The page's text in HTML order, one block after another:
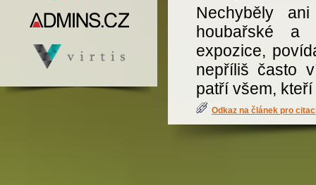
Nechyběly
houbařské a
expozice,
nepříliš často
patří všem,
Odkaz na článek pro